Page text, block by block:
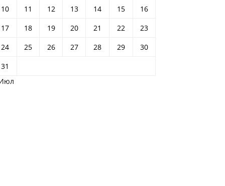
10
11 12 13 14 15
16
17
18 19 20 21 22
23
24
25 26 27 28 29
30
31